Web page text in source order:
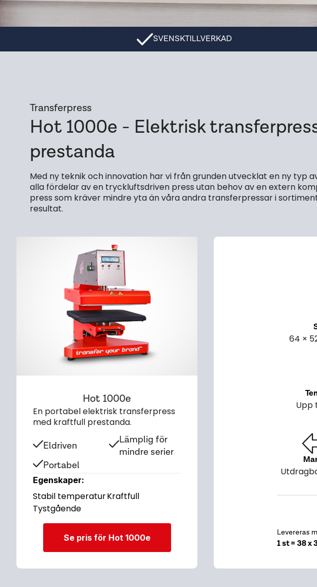
SVENSKTILLVERKAD
Transferpress
Hot 1000e - Elektrisk
prestanda
Med ny teknik och innovation har vi från grunden utvecklat en ny
alla fördelar av en tryckluftsdriven press utan behov av en extern
press som kräver mindre yta än våra andra transferpressar i
resultat.
Hot 1000e
En portabel elektrisk transferpress
med kraftfull prestanda.
Eldriven
Lämplig för
mindre serier
Portabel
Egenskaper:
Stabil temperaturKraftfull
Tystgående
Se pris för Hot 1000e
64 ×
Upp
Levereras
1 st = 38 x